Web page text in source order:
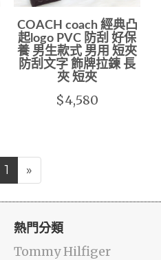
COACH coach 經典凸
起logo PVC 防刮 好保
養 男生款式 男用 短夾
防刮文字 飾牌拉鍊 長
夾 短夾
$4,580
1 »
熱門分類
Tommy Hilfiger